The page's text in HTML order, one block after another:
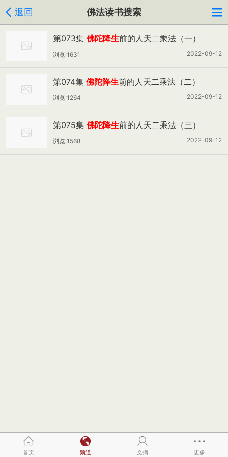
返回 佛法读书搜索
第073集 佛陀降生前的人天二乘法（一）
2022-09-12
浏览:1631
第074集 佛陀降生前的人天二乘法（二）
2022-09-12
浏览:1264
第075集 佛陀降生前的人天二乘法（三）
2022-09-12
浏览:1568
首页 频道 文摘 更多